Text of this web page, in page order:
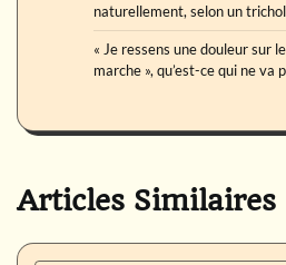
naturellement, selon un
« Je ressens une douleur sur
marche », qu’est-ce qui ne va
Articles Similaires
Santé buccale